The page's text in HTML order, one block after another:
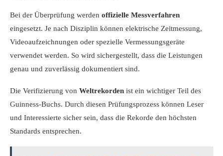
Bei der Überprüfung werden offizielle Messverfahren
eingesetzt. Je nach Disziplin können elektrische Zeitmessung,
Videoaufzeichnungen oder spezielle Vermessungsgeräte
verwendet werden. So wird sichergestellt, dass die Leistungen
genau und zuverlässig dokumentiert sind.
Die Verifizierung von Weltrekorden ist ein wichtiger Teil des
Guinness-Buchs. Durch diesen Prüfungsprozess können Leser
und Interessierte sicher sein, dass die Rekorde den höchsten
Standards entsprechen.